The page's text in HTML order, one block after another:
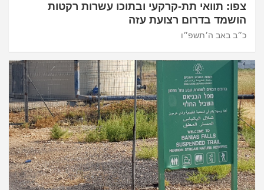
צפו: תוואי תת-קרקעי ובתוכו עשרות רקטות
הושמד בדרום רצועת עזה
כ״ב באב ה׳תשפ״ו